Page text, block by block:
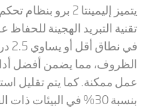
يتميز إليمينتا 2
تقنية التبريد الهجينة
الظروف، مما يضمن أفضل
عمل ممكنة. كما يتم تقليل
بنسبة 30% في البيئات